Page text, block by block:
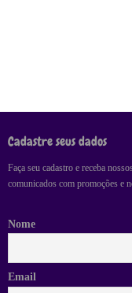
Cadastre seus dados
Faça seu cadastro e receba
comunicados com promoções e
Nome
Email